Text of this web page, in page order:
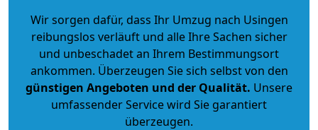
Wir sorgen dafür, dass Ihr Umzug nach Usingen
reibungslos verläuft und alle Ihre Sachen sicher
und unbeschadet an Ihrem Bestimmungsort
ankommen. Überzeugen Sie sich selbst von den
günstigen Angeboten und der Qualität. Unsere
umfassender Service wird Sie garantiert
überzeugen.